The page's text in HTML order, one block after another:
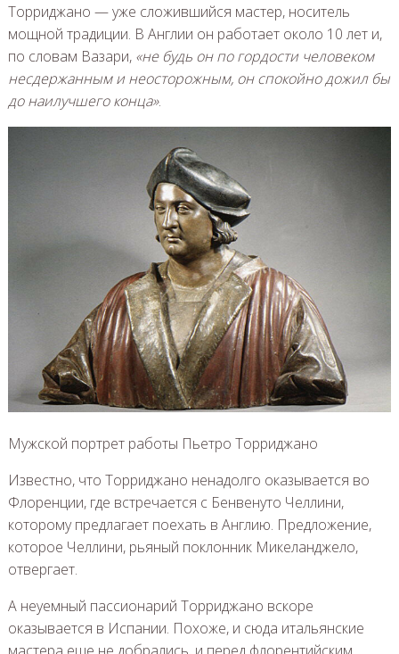
Торриджано — уже сложившийся мастер, носитель
мощной традиции. В Англии он работает около 10 лет и,
по словам Вазари, «не будь он по гордости человеком
несдержанным и неосторожным, он спокойно дожил бы
до наилучшего конца».
Мужской портрет работы Пьетро Торриджано
Известно, что Торриджано ненадолго оказывается во
Флоренции, где встречается с Бенвенуто Челлини,
которому предлагает поехать в Англию. Предложение,
которое Челлини, рьяный поклонник Микеланджело,
отвергает.
А неуемный пассионарий Торриджано вскоре
оказывается в Испании. Похоже, и сюда итальянские
мастера еще не добрались, и перед флорентийским